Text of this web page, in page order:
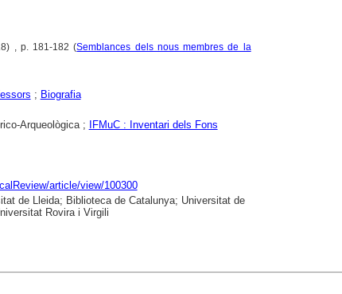
, p. 181-182 (Semblances dels nous membres de la
; Biografia
Arqueològica ;
IFMuC : Inventari dels Fons
article/view/100300
de Lleida; Biblioteca de Catalunya; Universitat de
Rovira i Virgili